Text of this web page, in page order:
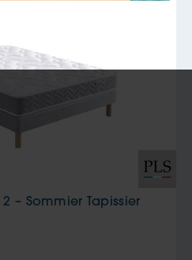
– Sommier Tapissier